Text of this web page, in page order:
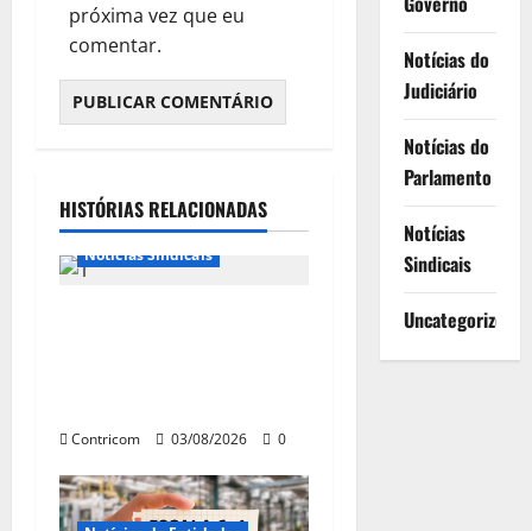
próxima vez que eu
comentar.
HISTÓRIAS RELACIONADAS
Destaques
Notícias de Entidades
Notícias Sindicais
Contricom 03/08/2026 0
Notícias do
Judiciário
Notícias do
Parlamento
Notícias
Sindicais
Uncategorized